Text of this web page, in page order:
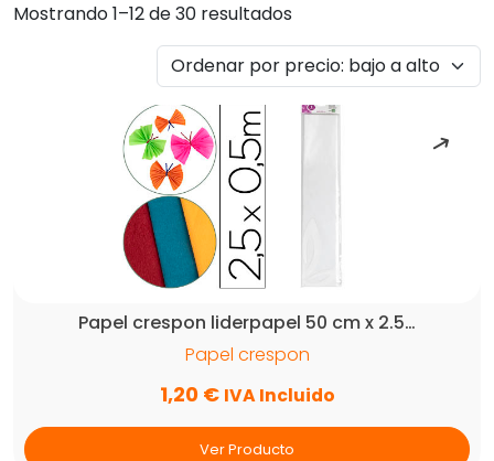
Mostrando 1–12 de 30 resultados
por
precio:
bajo
a
Papel crespon liderpapel 50 cm x 2.5…
Papel crespon
1,20 € IVA Incluido
Ver Producto